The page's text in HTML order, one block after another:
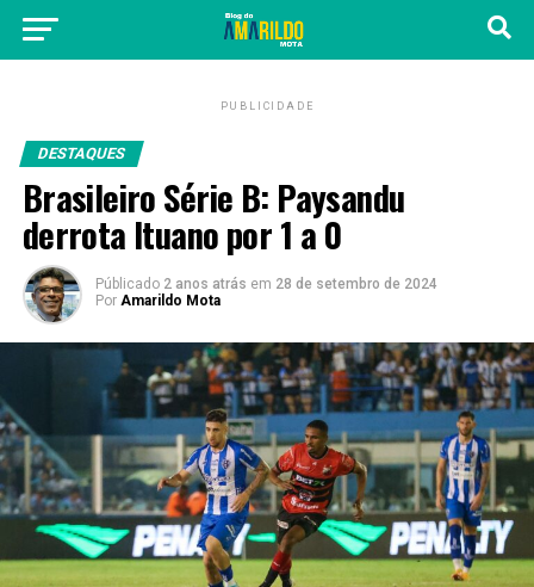
PUBLICIDADE
DESTAQUES
Brasileiro Série B: Paysandu
derrota Ituano por 1 a 0
Públicado 2 anos atrás em 28 de setembro de 2024
Por Amarildo Mota